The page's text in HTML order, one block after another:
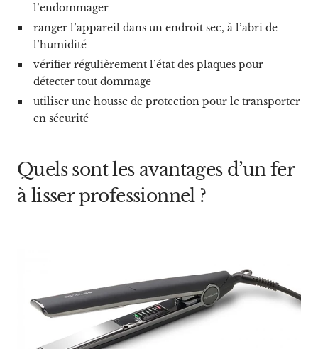
l’endommager
ranger l’appareil dans un endroit sec, à l’abri de
l’humidité
vérifier régulièrement l’état des plaques pour
détecter tout dommage
utiliser une housse de protection pour le transporter
en sécurité
Quels sont les avantages d’un fer
à lisser professionnel ?